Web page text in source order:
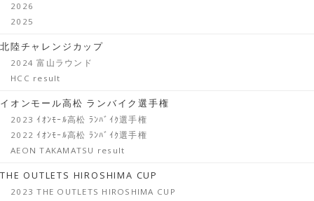
2026
2025
北陸チャレンジカップ
2024 富山ラウンド
HCC result
イオンモール高松 ランバイク選手権
2023 ｲｵﾝﾓｰﾙ高松 ﾗﾝﾊﾞｲｸ選手権
2022 ｲｵﾝﾓｰﾙ高松 ﾗﾝﾊﾞｲｸ選手権
AEON TAKAMATSU result
THE OUTLETS HIROSHIMA CUP
2023 THE OUTLETS HIROSHIMA CUP